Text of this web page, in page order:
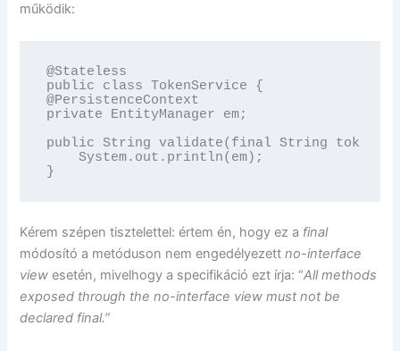
működik:
@Stateless
public class TokenService {
@PersistenceContext
private EntityManager em;
public String validate(final String token) {
    System.out.println(em);
}
Kérem szépen tisztelettel: értem én, hogy ez a final
módosító a metóduson nem engedélyezettno-interface
view esetén, mivelhogy a specifikáció ezt írja: “All methods
exposed through the no-interface view must not be
declared final.”